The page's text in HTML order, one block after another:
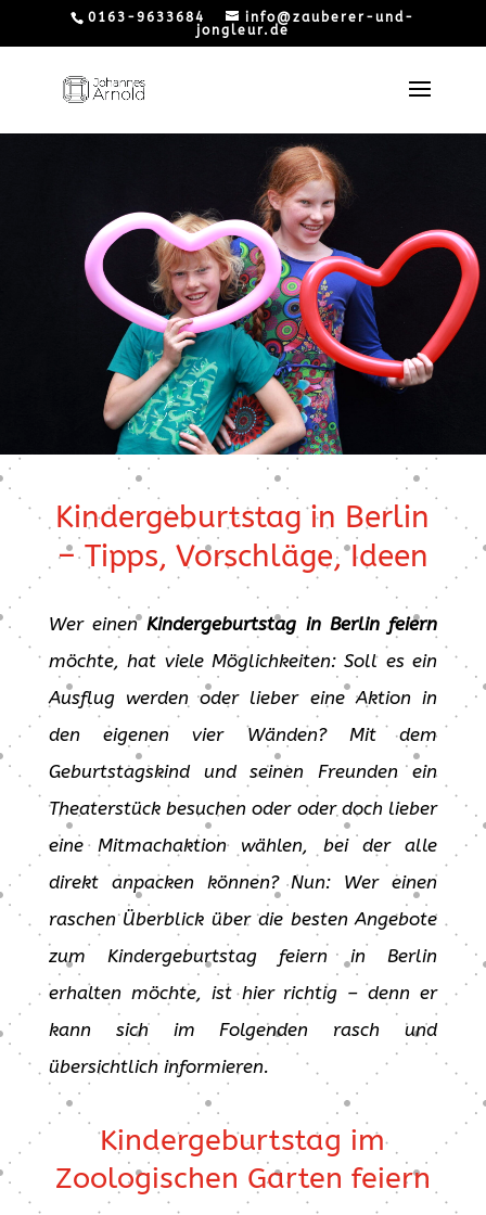
0163-9633684
info@zauberer-und-
jongleur.de
Kindergeburtstag in Berlin
– Tipps, Vorschläge, Ideen
Wer einenKindergeburtstag in Berlin feiern
möchte, hat viele Möglichkeiten: Soll es ein
Ausflug werden oder lieber eine Aktion in
den eigenen vier Wänden? Mit dem
Geburtstagskind und seinen Freunden ein
Theaterstück besuchen oder oder doch lieber
eine Mitmachaktion wählen, bei der alle
direkt anpacken können? Nun: Wer einen
raschen Überblick über die besten Angebote
zum Kindergeburtstag feiern in Berlin
erhalten möchte, ist hier richtig – denn er
kann sich im Folgenden rasch und
übersichtlich informieren.
Kindergeburtstag im
Zoologischen Garten feiern